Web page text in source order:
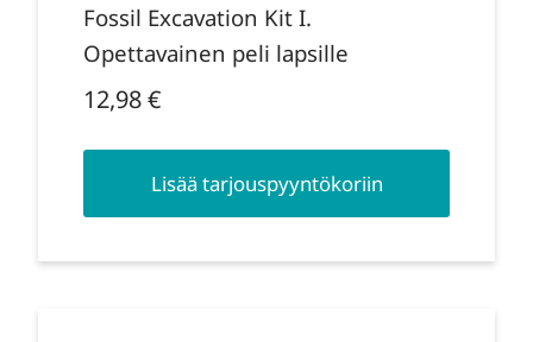
Fossil Excavation Kit I.
Opettavainen peli lapsille
12,98€
Lisää tarjouspyyntökoriin